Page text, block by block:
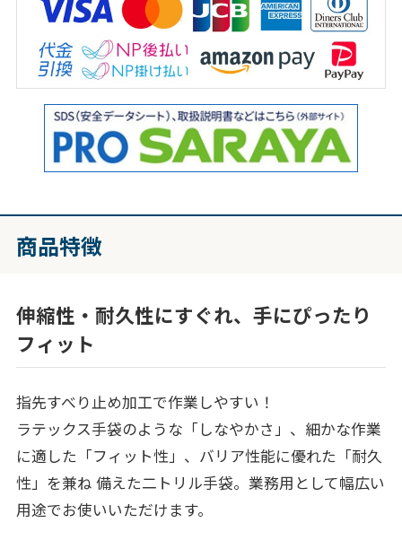
商品特徴
伸縮性・耐久性にすぐれ、手にぴったり
フィット
指先すべり止め加工で作業しやすい！
ラテックス手袋のような「しなやかさ」、細かな作業
に適した「フィット性」、バリア性能に優れた「耐久
性」を兼ね 備えた二トリル手袋。業務用として幅広い
用途でお使いいただけます。